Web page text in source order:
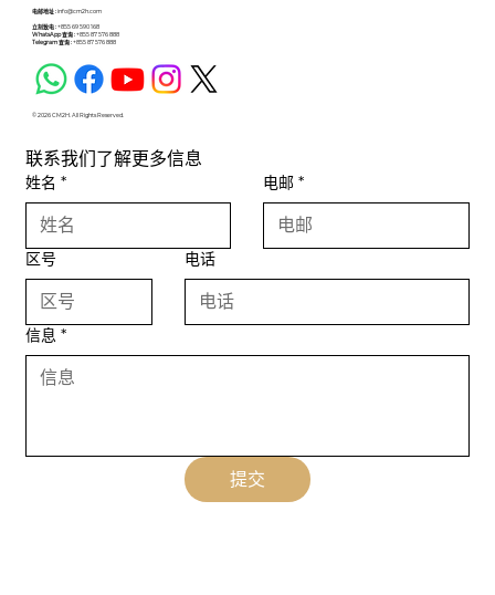
电邮地址 :info@cm2h.com
立刻致电 :+855 69 590 168
WhatsApp 查询 :+855 87 576 888
Telegram 查询 :+855 87 576 888
© 2026 CM2H. All Rights Reserved.
联系我们了解更多信息
姓名 * 电邮 *
区号 电话
信息 *
提交